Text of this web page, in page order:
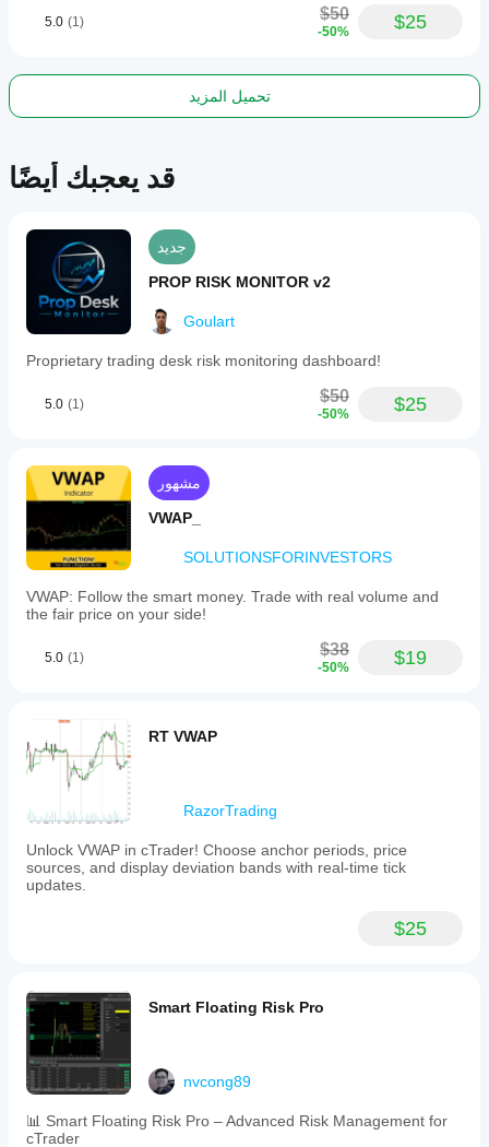
5.0 (1) $50
-50% $25
تحميل المزيد
قد يعجبك أيضًا
جديد
PROP RISK MONITOR v2
Goulart
Proprietary trading desk risk monitoring dashboard!
5.0 (1) $50
-50% $25
مشهور
VWAP_
SOLUTIONSFORINVESTORS
VWAP: Follow the smart money. Trade with real volume and
the fair price on your side!
5.0 (1) $38
-50% $19
RT VWAP
RazorTrading
Unlock VWAP in cTrader! Choose anchor periods, price
sources, and display deviation bands with real-time tick
updates.
$25
Smart Floating Risk Pro
nvcong89
📊 Smart Floating Risk Pro – Advanced Risk Management for
cTrader